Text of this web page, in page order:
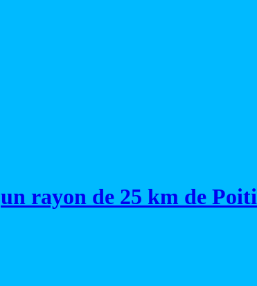
un rayon de 25 km de